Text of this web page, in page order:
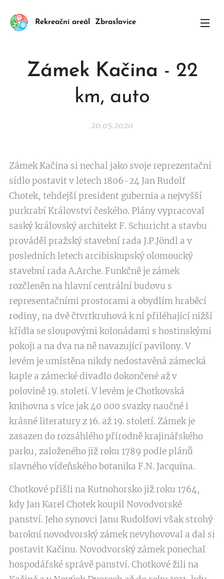
Rekreační areál Zbraslavice
Zámek Kačina - 22
km, auto
20.05.2020
Zámek Kačina si nechal jako svoje reprezentační
sídlo postavit v letech 1806-24 Jan Rudolf
Chotek, tehdejší president gubernia a nejvyšší
purkrabí Království českého. Plány vypracoval
saský královský architekt F. Schuricht a stavbu
prováděl pražský stavební rada J.P.Jöndl a v
posledních letech arcibiskupský olomoucký
stavební rada A.Arche. Funkčně je zámek
rozčleněn na hlavní centrální budovu s
representačními prostorami a obydlím hraběcí
rodiny, na dvě čtvrtkruhová k ní přiléhající nižší
křídla se sloupovými kolonádami s hostinskými
pokoji a na dva na ně navazující pavilony. V
levém je umístěna nikdy nedostavěná zámecká
kaple a zámecké divadlo dokončené až v
polovině 19. století. V levém je Chotkovská
knihovna s více jak 40 000 svazky naučné i
krásné literatury z 16. až 19. století. Zámek je
zasazen do rozsáhlého přírodně krajinářského
parku, založeného již roku 1789 podle plánů
slavného vídeňského botanika F.N. Jacquina.
Chotkové přišli na Kutnohorsko již roku 1764,
kdy Jan Karel Chotek koupil Novodvorské
panství. Jeho synovci Janu Rudolfovi však strohý
barokní novodvorský zámek nevyhovoval a dal si
postavit Kačinu. Novodvorský zámek ponechal
hospodářské správě panství. Chotkové žili na